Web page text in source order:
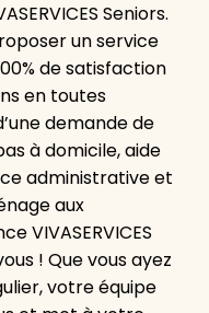
Seniors.
un service
de satisfaction
en toutes
demande de
à domicile, aide
administrative et
aux
VIVASERVICES
! Que vous ayez
votre équipe